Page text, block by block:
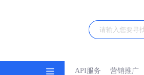
API服务 营销推广